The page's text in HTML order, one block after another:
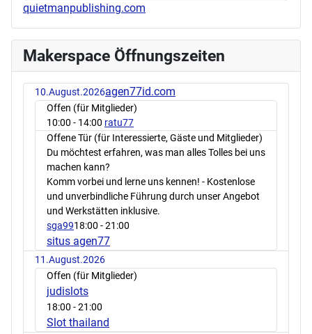
quietmanpublishing.com
Makerspace Öffnungszeiten
10.August.2026agen77id.com
Offen (für Mitglieder)
10:00 - 14:00 ratu77
Offene Tür (für Interessierte, Gäste und Mitglieder)
Du möchtest erfahren, was man alles Tolles bei uns
machen kann?
Komm vorbei und lerne uns kennen! - Kostenlose
und unverbindliche Führung durch unser Angebot
und Werkstätten inklusive.
sga9918:00 - 21:00
situs agen77
11.August.2026
Offen (für Mitglieder)
judislots
18:00 - 21:00
Slot thailand